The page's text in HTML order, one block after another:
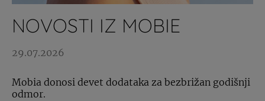
NOVOSTI IZ MOBIE
29.07.2026
Mobia donosi devet dodataka za bezbrižan godišnji
odmor.